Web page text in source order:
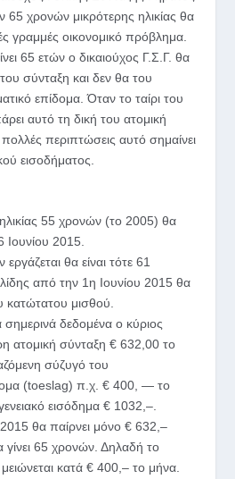
65 χρονών μικρότερης ηλικίας θα
γραμμές οικονομικό πρόβλημα.
65 ετών ο δικαιούχος Γ.Σ.Γ. θα
σύνταξη και δεν θα του
επίδομα. Όταν το ταίρι του
αυτό τη δική του ατομική
περιπτώσεις αυτό σημαίνει
εισοδήματος.
55 χρονών (το 2005) θα
Ιουνίου 2015.
θα είναι τότε 61
από την 1η Ιουνίου 2015 θα
κατώτατου μισθού.
δεδομένα ο κύριος
ατομική σύνταξη € 632,00 το
σύζυγό του
(toeslag) π.χ. € 400, — το
εισόδημα € 1032,–.
θα παίρνει μόνο € 632,–
γίνει 65 χρονών. Δηλαδή το
κατά € 400,– το μήνα.